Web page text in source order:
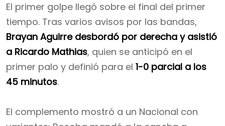
El primer golpe llegó sobre el final del primer
tiempo. Tras varios avisos por las bandas,
Brayan Aguirre desbordó por derecha y asistió
a Ricardo Mathias, quien se anticipó en el
primer palo y definió para el 1-0 parcial a los
45 minutos.
El complemento mostró a un Nacional con